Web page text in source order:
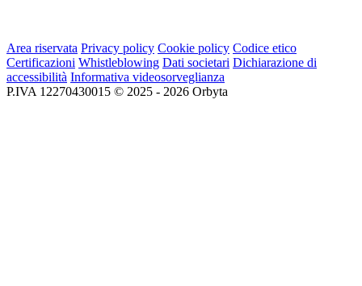
Area riservata Privacy policy Cookie policy Codice etico
Certificazioni Whistleblowing Dati societari Dichiarazione di
accessibilità Informativa videosorveglianza
P.IVA 12270430015 © 2025 - 2026 Orbyta